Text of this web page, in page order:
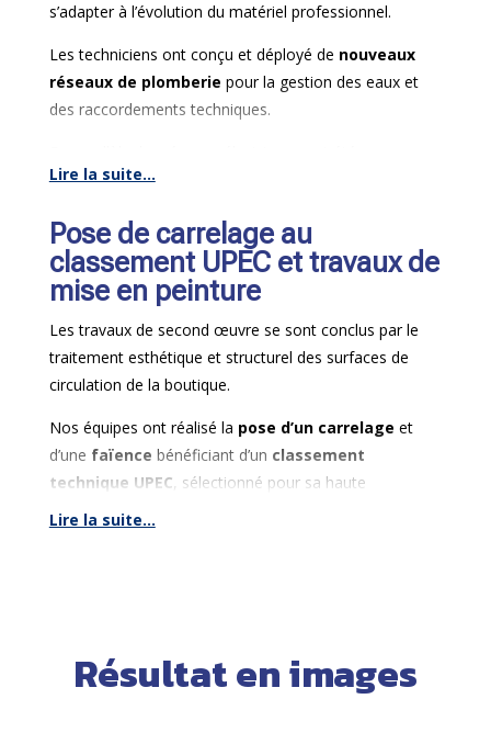
s’adapter à l’évolution du matériel professionnel.
Les techniciens ont conçu et déployé de nouveaux
réseaux de plomberie pour la gestion des eaux et
des raccordements techniques.
entièrement dimensionnés et personnalisés pour
des nouveaux équipements de cuisson, en
respectant les normes de sécuritéen vigueur.
Lire la suite...
Pose de carrelage au
classement UPEC et travaux de
mise en peinture
Les travaux de second œuvre se sont conclus par le
traitement esthétique et structurel des surfaces de
circulation de la boutique.
Nos équipes ont réalisé la pose d’un carrelage et
d’une faïence bénéficiant d’un classement
technique UPEC , sélectionné pour sa haute
résistance mécanique et sa durabilité face à un fort
Lire la suite...
Résultat en images